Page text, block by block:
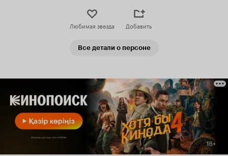
Любимая звезда Добавить
Все детали о персоне